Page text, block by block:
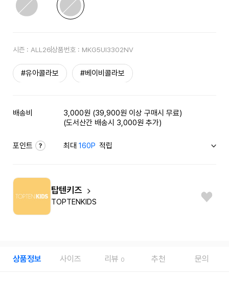
시즌 : ALL26상품번호 : MKG5UI3302NV
#유아콜라보 #베이비콜라보
배송비
3,000원 (39,900원 이상 구매시 무료)
(도서산간 배송시 3,000원 추가)
포인트 최대160P 적립
탑텐키즈
TOPTENKIDS
상품정보 사이즈 리뷰 0 추천 문의